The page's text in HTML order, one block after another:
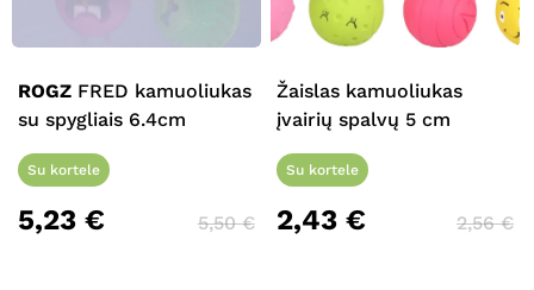
ROGZ FRED kamuoliukas
su spygliais 6.4cm
Su kortele
5,23 € 5,50€
Žaislas kamuoliukas
įvairių spalvų 5 cm
Su kortele
2,43€ 2,56€